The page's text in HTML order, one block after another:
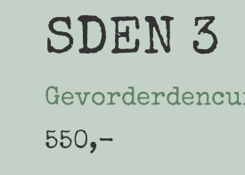
SDEN 3
550,-